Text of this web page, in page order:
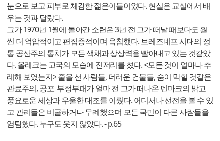
눈으로 보고 피부로 체감한 젊은이들이었다. 현실은 교실에서 배
우는 것과 달랐다.
그가 1970년 1월에 돌아간 소련은 3년 전 그가 떠날 때보다도 훨
씬 더 억압적이고 편집증적이며 음침했다. 브레즈네프 시대의 정
통 공산주의 통치가 모든 색채과 상상력을 빨아내고 있는 것같았
다. 올레크는 고국의 모습에 진저리를 쳤다. <모든 것이 얼마나 추
레해 보였는지> 줄을 선 사람들, 더러운 건물들, 숨이 막힐 것같은
관료주의, 공포, 부정부패가 얼마 전 그가 떠나온 덴마크의 밝고
풍요로운 세상과 우울한 대조를 이뤘다. 어디서나 선전을 볼 수 있
고 관리들은 비굴하거나 무례했으며 모든 국민이 다른 사람들을
염탐했다. 누구도 웃지 않았다. - p.65